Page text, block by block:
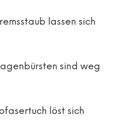
lassen sich
sind weg
löst sich